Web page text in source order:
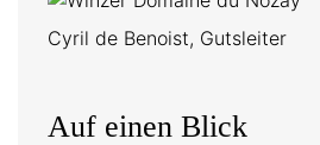
Cyril de Benoist, Gutsleiter
Auf einen Blick